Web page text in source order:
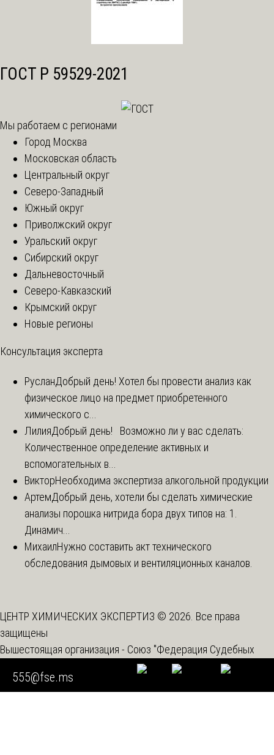
ГОСТ Р 59529-2021
Мы работаем с регионами
Город Москва
Московская область
Центральный округ
Северо-Западный
Южный округ
Приволжский округ
Уральский округ
Сибирский округ
Дальневосточный
Северо-Кавказский
Крымский округ
Новые регионы
Консультация эксперта
РусланДобрый день! Хотел бы провести анализ как
физическое лицо на предмет приобретенного
химического с...
ЛилияДобрый день! Возможно ли у вас сделать:
Количественное определение активных и
вспомогательных в...
ВикторНеобходима экспертиза алкогольной продукции
АртемДобрый день, хотели бы сделать химические
анализы порошка нитрида бора двух типов на: 1.
Динамич...
МихаилНужно составить акт технического
обследования дымовых и вентиляционных каналов.
ЦЕНТР ХИМИЧЕСКИХ ЭКСПЕРТИЗ © 2026. Все права
защищены
Вышестоящая организация - Союз "Федерация Судебных
Спецоценка условий труда
555@fse.ms